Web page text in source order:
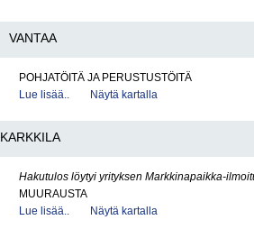
VANTAA
POHJATÖITÄ JA PERUSTUSTÖITÄ
Lue lisää..
Näytä kartalla
KARKKILA
Hakutulos löytyi yrityksen Markkinapaikka-
MUURAUSTA
Lue lisää..
Näytä kartalla